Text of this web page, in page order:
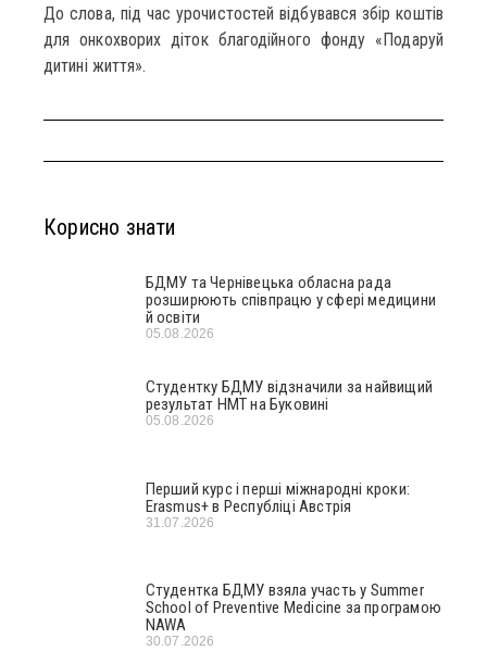
До слова, під час урочистостей відбувався збір коштів
для онкохворих діток благодійного фонду «Подаруй
дитині життя».
Корисно знати
БДМУ та Чернівецька обласна рада
розширюють співпрацю у сфері медицини
й освіти
05.08.2026
Студентку БДМУ відзначили за найвищий
результат НМТ на Буковині
05.08.2026
Перший курс і перші міжнародні кроки:
Erasmus+ в Республіці Австрія
31.07.2026
Студентка БДМУ взяла участь у Summer
School of Preventive Medicine за програмою
NAWA
30.07.2026